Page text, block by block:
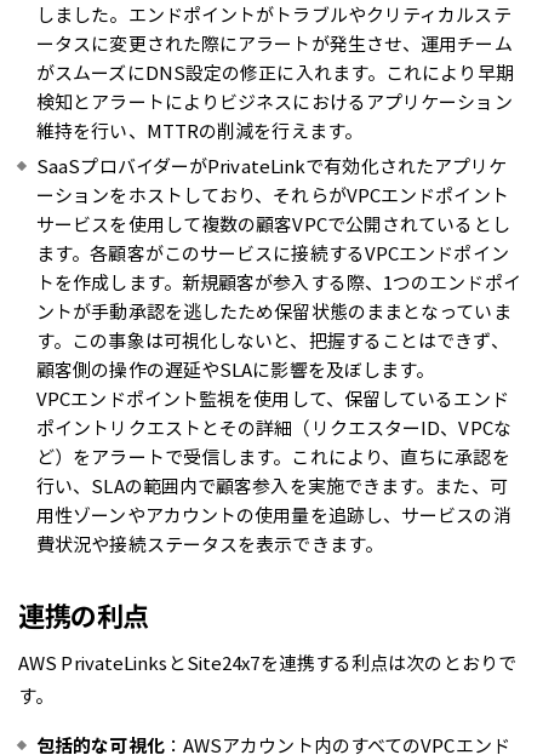
しました。エンドポイントがトラブルやクリティカルステ
ータスに変更された際にアラートが発生させ、運用チーム
がスムーズにDNS設定の修正に入れます。これにより早期
検知とアラートによりビジネスにおけるアプリケーション
維持を行い、MTTRの削減を行えます。
SaaSプロバイダーがPrivateLinkで有効化されたアプリケ
ーションをホストしており、それらがVPCエンドポイント
サービスを使用して複数の顧客VPCで公開されているとし
ます。各顧客がこのサービスに接続するVPCエンドポイン
トを作成します。新規顧客が参入する際、1つのエンドポイ
ントが手動承認を逃したため保留状態のままとなっていま
す。この事象は可視化しないと、把握することはできず、
顧客側の操作の遅延やSLAに影響を及ぼします。
VPCエンドポイント監視を使用して、保留しているエンド
ポイントリクエストとその詳細（リクエスターID、VPCな
ど）をアラートで受信します。これにより、直ちに承認を
行い、SLAの範囲内で顧客参入を実施できます。また、可
用性ゾーンやアカウントの使用量を追跡し、サービスの消
費状況や接続ステータスを表示できます。
連携の利点
AWS PrivateLinksとSite24x7を連携する利点は次のとおりで
す。
包括的な可視化：AWSアカウント内のすべてのVPCエンド